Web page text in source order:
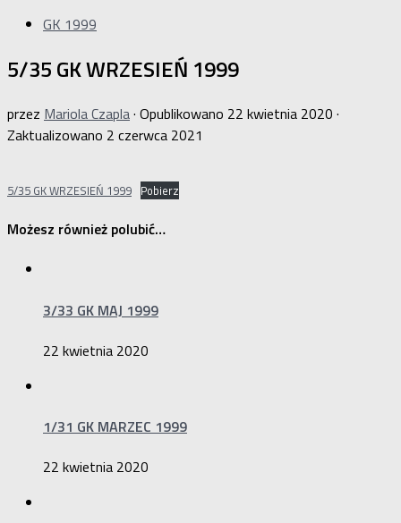
GK 1999
5/35 GK WRZESIEŃ 1999
przez Mariola Czapla· Opublikowano 22 kwietnia 2020 ·
Zaktualizowano 2 czerwca 2021
5/35 GK WRZESIEŃ 1999 Pobierz
Możesz również polubić…
3/33 GK MAJ 1999
22 kwietnia 2020
1/31 GK MARZEC 1999
22 kwietnia 2020